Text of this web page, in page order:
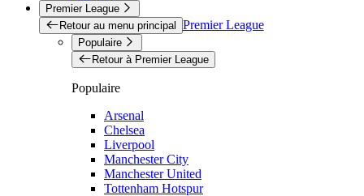
Premier League
Retour au menu principal Premier League
Populaire
Retour à Premier League
Populaire
Arsenal
Chelsea
Liverpool
Manchester City
Manchester United
Tottenham Hotspur